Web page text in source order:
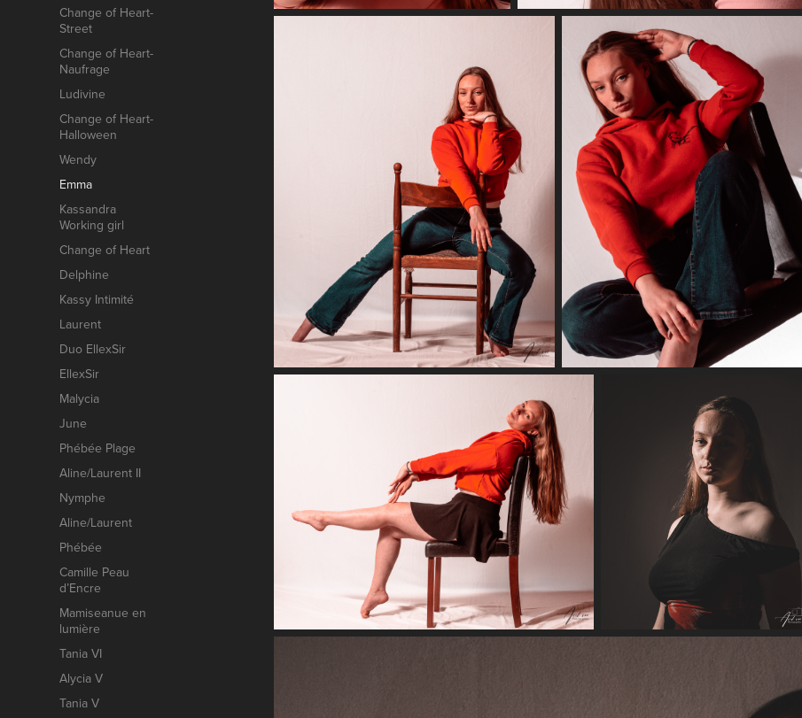
Change of Heart-
Street
Change of Heart-
Naufrage
Ludivine
Change of Heart-
Halloween
Wendy
Emma
Kassandra
Working girl
Change of Heart
Delphine
Kassy Intimité
Laurent
Duo EllexSir
EllexSir
Malycia
June
Phébée Plage
Aline/Laurent II
Nymphe
Aline/Laurent
Phébée
Camille Peau
d’Encre
Mamiseanue en
lumière
Tania VI
Alycia V
Tania V